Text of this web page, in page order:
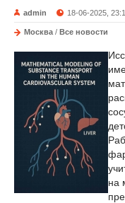
admin 18-06-2025,
Москва / Все новости
на